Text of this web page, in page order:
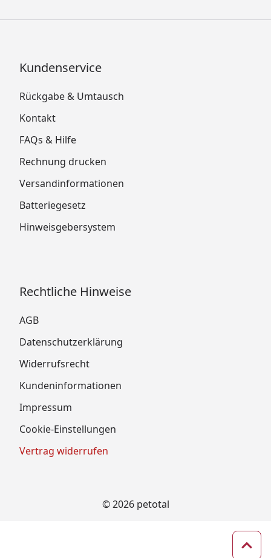
Kundenservice
Rückgabe & Umtausch
Kontakt
FAQs & Hilfe
Rechnung drucken
Versandinformationen
Batteriegesetz
Hinweisgebersystem
Rechtliche Hinweise
AGB
Datenschutzerklärung
Widerrufsrecht
Kundeninformationen
Impressum
Cookie-Einstellungen
Vertrag widerrufen
© 2026 petotal